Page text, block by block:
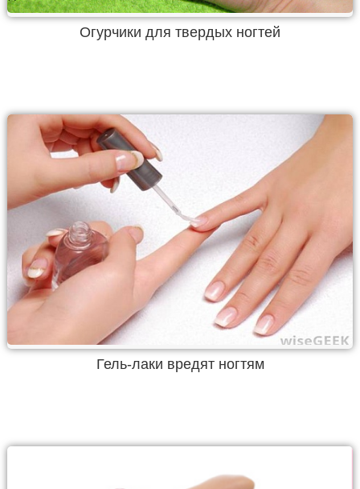
Огурчики для твердых ногтей
Гель-лаки вредят ногтям